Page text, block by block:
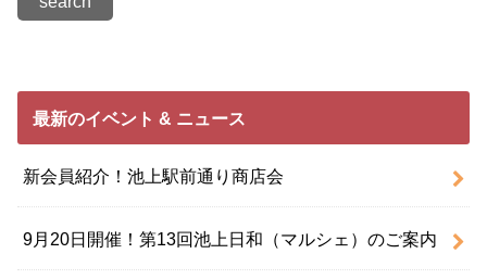
最新のイベント & ニュース
新会員紹介！池上駅前通り商店会
9月20日開催！第13回池上日和（マルシェ）のご案内